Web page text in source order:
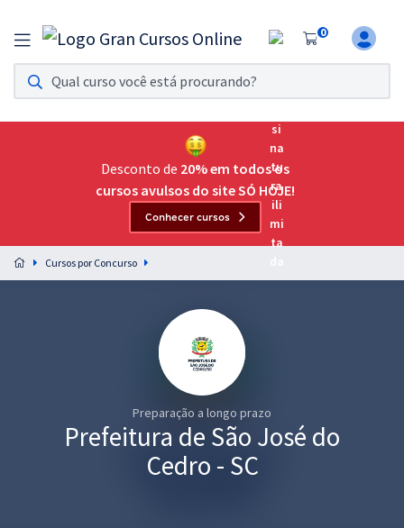
0
Assinatura Ilimitada 11
Acesso a todos os cursos. Teste grátis por 7 dias!
Assinatura OAB Até Passar
Acesso ilimitado a toda preparação para o Exame da
Preparação completa e intensiva para as principais
residências em saúde do Brasil
Desconto de 20% em todos os
cursos avulsos do site SÓ HOJE!
Conhecer cursos
Cursos por Concurso
Preparação a longo prazo
Prefeitura de São José do
Cedro - SC